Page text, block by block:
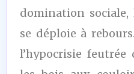
domination sociale,
se déploie à
l’hypocrisie feutrée